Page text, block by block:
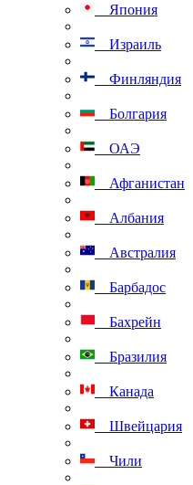
Япония
Израиль
Финляндия
Болгария
ОАЭ
Афганистан
Албания
Австралия
Барбадос
Бахрейн
Бразилия
Канада
Швейцария
Чили